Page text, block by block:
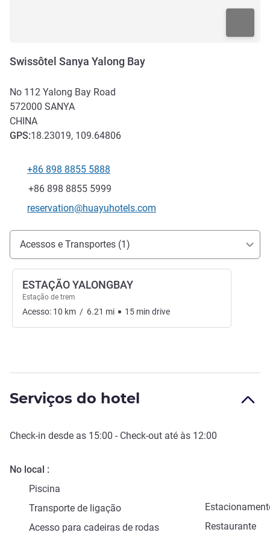
Swissôtel Sanya Yalong Bay
No 112 Yalong Bay Road
572000 SANYA
CHINA
GPS:18.23019, 109.64806
Telefone
+86 898 8855 5888
Fax
+86 898 8855 5999
E-mail de contacto
reservation@huayuhotels.com
Acesso e transporte
Acessos e Transportes (1)
ESTAÇÃO YALONGBAY
Estação de trem
Acesso: 10 km / 6.21 mi 15 min drive
Serviços do hotel
Check-in desde as 15:00 - Check-out até às 12:00
No local
Piscina
Transporte de ligação
Restaurante
Acesso para cadeiras de rodas